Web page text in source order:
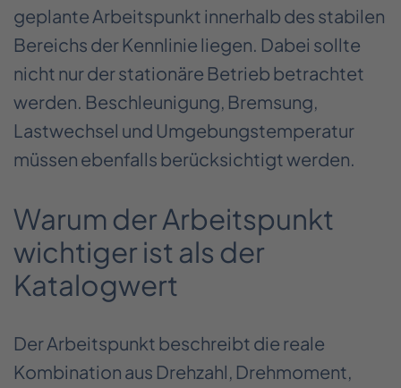
geplante Arbeitspunkt innerhalb des stabilen
Bereichs der Kennlinie liegen. Dabei sollte
nicht nur der stationäre Betrieb betrachtet
werden. Beschleunigung, Bremsung,
Lastwechsel und Umgebungstemperatur
müssen ebenfalls berücksichtigt werden.
Warum der Arbeitspunkt
wichtiger ist als der
Katalogwert
Der Arbeitspunkt beschreibt die reale
Kombination aus Drehzahl, Drehmoment,